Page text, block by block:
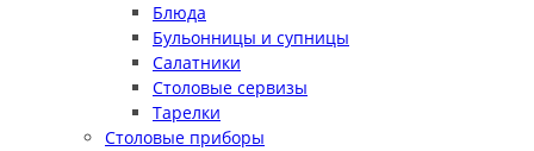
Блюда
Бульонницы и супницы
Салатники
Столовые сервизы
Тарелки
Столовые приборы